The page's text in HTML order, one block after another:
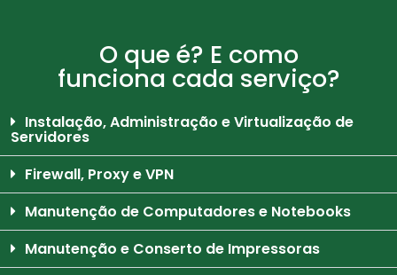
O que é? E como
funciona cada serviço?
Instalação, Administração e Virtualização de
Servidores
Firewall, Proxy e VPN
Manutenção de Computadores e Notebooks
Manutenção e Conserto de Impressoras